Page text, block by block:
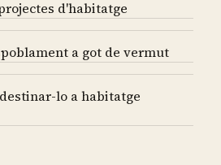
d'habitatge
a got de vermut
lo a habitatge